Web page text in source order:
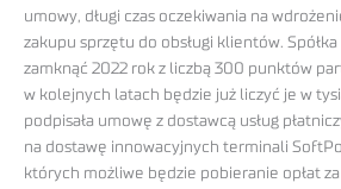
umowy, długi czas oczekiwania na
zakupu sprzętu do obsługi klientów.
zamknąć 2022 rok z liczbą 300 punktów
w kolejnych latach będzie już liczyć je w
podpisała umowę z dostawcą usług
na dostawę innowacyjnych terminali
których możliwe będzie pobieranie opłat